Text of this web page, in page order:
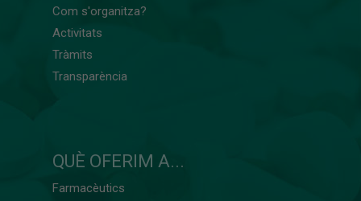
Com s'organitza?
Activitats
Tràmits
Transparència
QUÈ OFERIM A...
Farmacèutics